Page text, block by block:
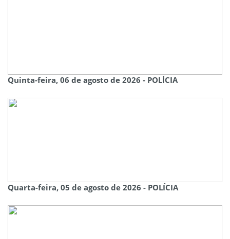
Quinta-feira, 06 de agosto de 2026 - POLÍCIA
Quarta-feira, 05 de agosto de 2026 - POLÍCIA